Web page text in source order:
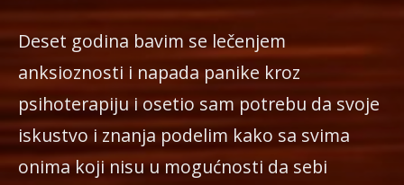
Deset godina bavim se lečenjem
anksioznosti i napada panike kroz
psihoterapiju i osetio sam potrebu da svoje
iskustvo i znanja podelim kako sa svima
onima koji nisu u mogućnosti da sebi